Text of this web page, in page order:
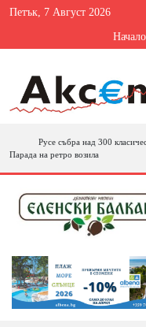
Петък, 7 Август 2026
Начало
Русе събра над 300
Парада на ретро возила